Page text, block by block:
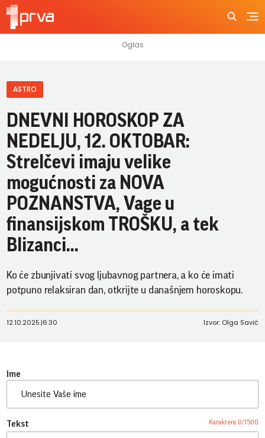
ASTRO
DNEVNI HOROSKOP ZA
NEDELJU, 12. OKTOBAR:
Strelčevi imaju velike
mogućnosti za NOVA
POZNANSTVA, Vage u
finansijskom TROŠKU, a tek
Blizanci...
Ko će zbunjivati svog ljubavnog partnera, a ko će imati
potpuno relaksiran dan, otkrijte u današnjem horoskopu.
12.10.2025.|6:30 Izvor: Olga Savić
Ime
Tekst Karaktera:0/1500